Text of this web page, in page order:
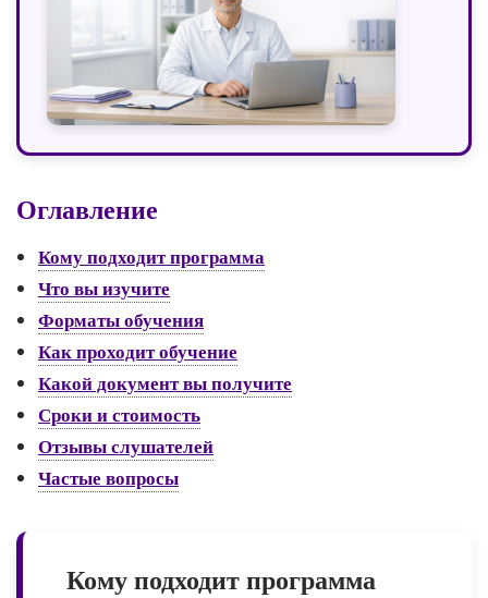
Оглавление
Кому подходит программа
Что вы изучите
Форматы обучения
Как проходит обучение
Какой документ вы получите
Сроки и стоимость
Отзывы слушателей
Частые вопросы
Кому подходит программа